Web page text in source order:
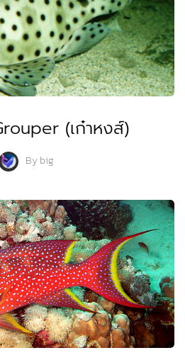
(เก๋าหงส์)
Bybig